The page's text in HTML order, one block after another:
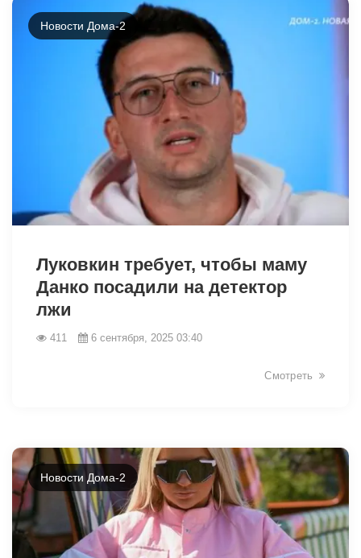
Новости Дома-2
Луковкин требует, чтобы маму
Данко посадили на детектор
лжи
411 6 сентября, 2025 03:40
Смотреть
Новости Дома-2